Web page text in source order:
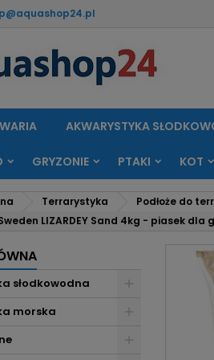
AKWARYSTYKA
GRYZONIE PTAKI KOT
Terrarystyka Podłoże do
LIZARDEY Sand 4kg - piasek
słodkowodna
morska